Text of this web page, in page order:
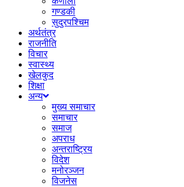
गण्डकी
सुदुरपश्चिम
अर्थतंत्र
राजनीति
विचार
स्वास्थ्य
खेलकुद
शिक्षा
अन्य
मुख्य समाचार
समाचार
समाज
अपराध
अन्तराष्ट्रिय
विदेश
मनोरञ्जन
विजनेस